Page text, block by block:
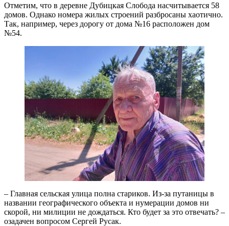
Отметим, что в деревне Дубицкая Слобода насчитывается 58
домов. Однако номера жилых строений разбросаны хаотично.
Так, например, через дорогу от дома №16 расположен дом
№54.
– Главная сельская улица полна стариков. Из-за путаницы в
названии географического объекта и нумерации домов ни
скорой, ни милиции не дождаться. Кто будет за это отвечать? –
озадачен вопросом Сергей Русак.